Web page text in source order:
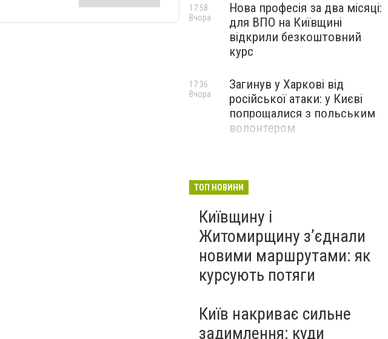
Нова професія за два місяці:
для ВПО на Київщині
відкрили безкоштовний
курс
17:58
Вчора
Загинув у Харкові від
російської атаки: у Києві
попрощалися з польським
волонтером
17:36
Вчора
ТОП НОВИНИ
Київщину і
Житомирщину з’єднали
новими маршрутами: як
курсують потяги
Київ накриває сильне
задимлення: куди